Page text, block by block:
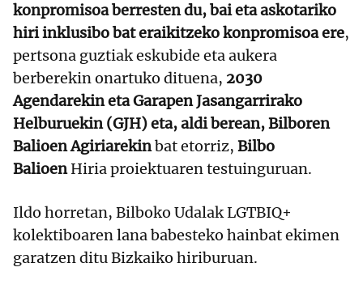
konpromisoa berresten du, bai eta askotariko
hiri inklusibo bat eraikitzeko konpromisoa ere,
pertsona guztiak eskubide eta aukera
berberekin onartuko dituena, 2030
Agendarekin eta Garapen Jasangarrirako
Helburuekin (GJH) eta, aldi berean, Bilboren
Balioen Agiriarekinbat etorriz, Bilbo
BalioenHiria proiektuaren testuinguruan.
Ildo horretan, Bilboko Udalak LGTBIQ+
kolektiboaren lana babesteko hainbat ekimen
garatzen ditu Bizkaiko hiriburuan.